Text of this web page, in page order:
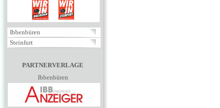
Ibbenbüren
Steinfurt
PARTNERVERLAGE
Ibbenbüren